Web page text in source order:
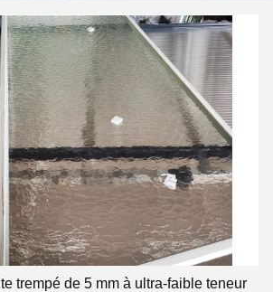
trempé de 5 mm à ultra-faible teneur